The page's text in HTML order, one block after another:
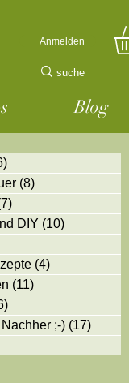
Anmelden
Blog
(8)
DIY (10)
(4)
(11)
;-) (17)